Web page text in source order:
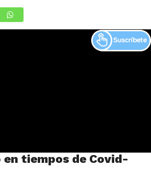
tiempos de Covid-